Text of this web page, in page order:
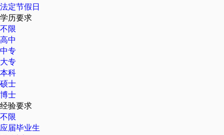
法定节假日
学历要求
不限
高中
中专
大专
本科
硕士
博士
经验要求
不限
应届毕业生